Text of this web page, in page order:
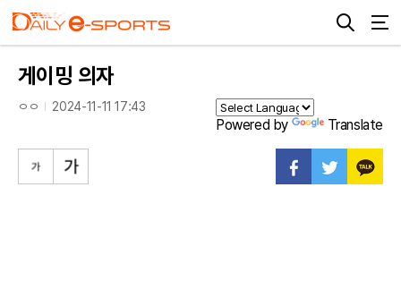
게이밍 의자
ㅇㅇ 2024-11-11 17:43
Powered by Translate